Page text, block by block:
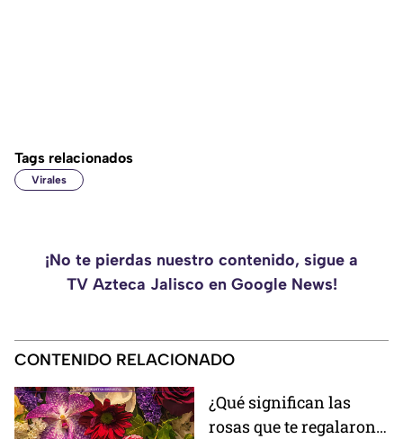
Tags relacionados
Virales
¡No te pierdas nuestro contenido, sigue a
TV Azteca Jalisco en Google News!
CONTENIDO RELACIONADO
¿Qué significan las
rosas que te regalaron?